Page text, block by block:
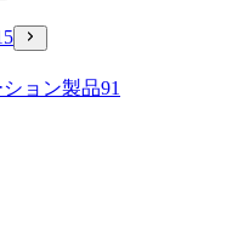
ョン製品91